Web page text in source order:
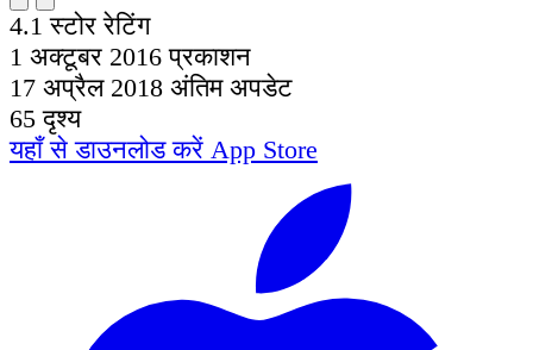
4.1 स्टोर रेटिंग
1 अक्टूबर 2016 प्रकाशन
17 अप्रैल 2018 अंतिम अपडेट
65 दृश्य
यहाँ से डाउनलोड करें App Store